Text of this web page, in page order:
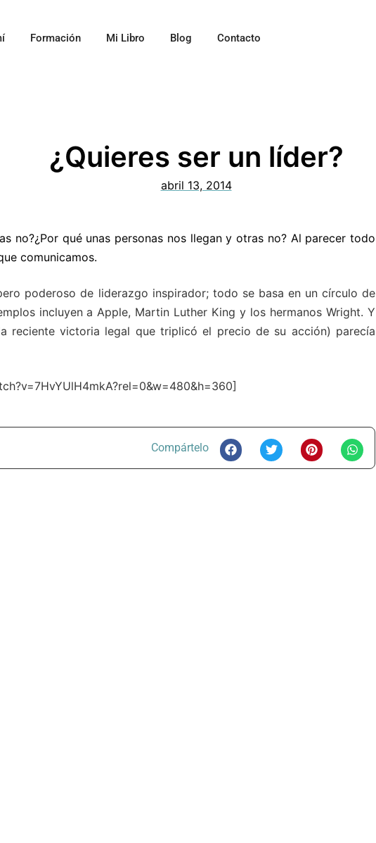
Formación Mi Libro Blog Contacto
¿Quieres ser un líder?
abril 13, 2014
no?¿Por qué unas personas nos llegan y otras no? Al parecer todo
comunicamos.
poderoso de liderazgo inspirador; todo se basa en un círculo de
incluyen a Apple, Martin Luther King y los hermanos Wright. Y
reciente victoria legal que triplicó el precio de su acción) parecía
Compártelo